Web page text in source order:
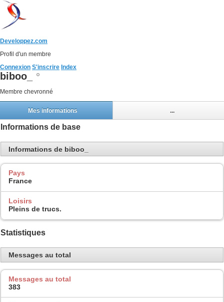
Developpez.com
Profil d'un membre
Connexion S'inscrire Index
biboo_
Membre chevronné
Mes informations ...
Informations de base
Informations de biboo_
Pays
France
Loisirs
Pleins de trucs.
Statistiques
Messages au total
Messages au total
383